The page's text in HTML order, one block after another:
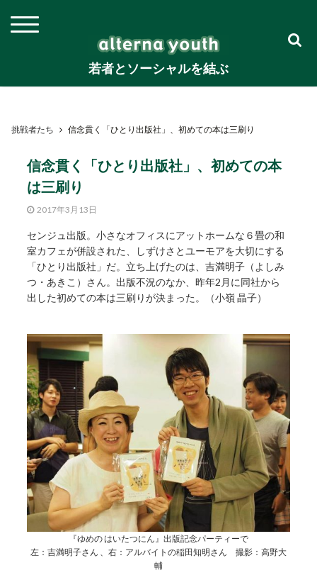
若者とソーシャルを結ぶ
挑戦者たち 信念貫く「ひとり出版社」、初めての本は三刷り
信念貫く「ひとり出版社」、初めての本
は三刷り
2017年3月13日
センジュ出版。小さなオフィスにアットホームな６畳の和
室カフェが併設された、しずけさとユーモアを大切にする
「ひとり出版社」だ。立ち上げたのは、吉満明子（よしみ
つ・あきこ）さん。出版不況のなか、昨年2月に同社から
出した初めての本は三刷りが決まった。（小嶺 晶子）
『ゆめの はいたつにん』出版記念パーティーで
左：吉満明子さん 、右：アルバイトの稲田知明さん 撮影：高野大
輔